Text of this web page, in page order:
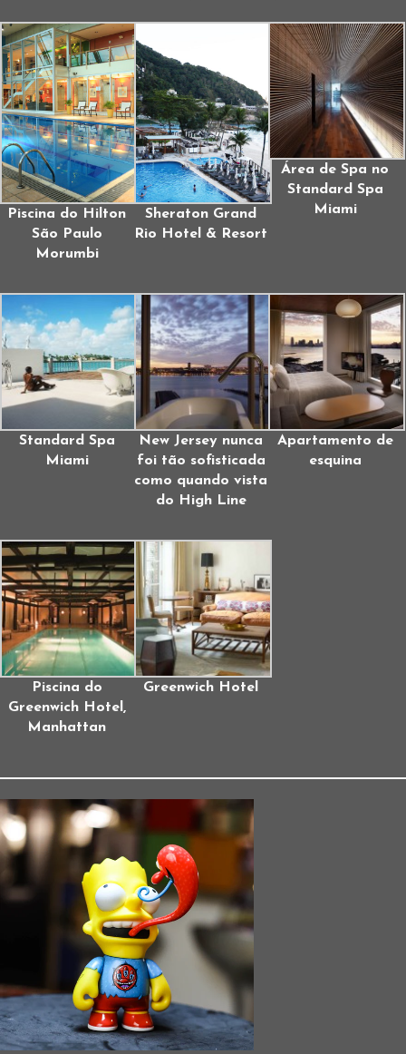
Piscina do Hilton
São Paulo
Morumbi
Sheraton Grand
Rio Hotel & Resort
Área de Spa no
Standard Spa
Miami
Standard Spa
Miami
New Jersey nunca
foi tão sofisticada
como quando vista
do High Line
Apartamento de
esquina
Piscina do
Greenwich Hotel,
Manhattan
Greenwich Hotel